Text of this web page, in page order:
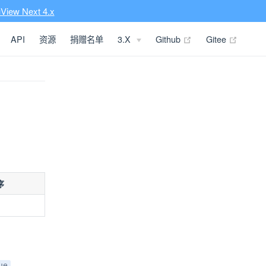
Next 4.x
API 资源 捐赠名单 3.X Github (opens new
Gitee